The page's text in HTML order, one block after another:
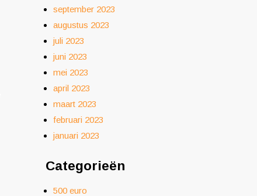
september 2023
augustus 2023
juli 2023
juni 2023
mei 2023
april 2023
maart 2023
februari 2023
januari 2023
Categorieën
500 euro